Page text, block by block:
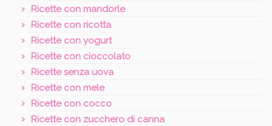
Ricette con mandorle
Ricette con ricotta
Ricette con yogurt
Ricette con cioccolato
Ricette senza uova
Ricette con mele
Ricette con cocco
Ricette con zucchero di canna